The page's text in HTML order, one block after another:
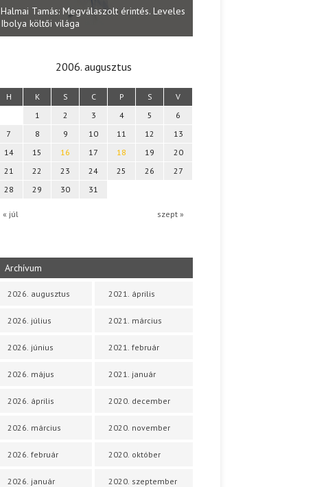
Halmai Tamás: Megválaszolt érintés. Leveles
Ibolya költői világa
2006. augusztus
H K S C P S V
« júl szept »
1 2 3 4 5
6
7
8 9 10 11 12
13
14
15 16 17 18 19
20
21
22 23 24 25 26
27
28
29 30 31
Archívum
2026. augusztus
2026. július
2026. június
2026. május
2026. április
2026. március
2026. február
2026. január
2021. április
2021. március
2021. február
2021. január
2020. december
2020. november
2020. október
2020. szeptember